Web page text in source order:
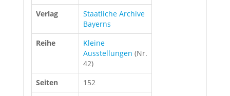
Verlag
Staatliche Archive
Bayerns
Reihe
Kleine
Ausstellungen (Nr.
42)
Seiten
152